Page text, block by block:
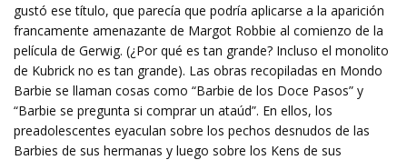
gustó ese título, que parecía que podría aplicarse a la aparición
francamente amenazante de Margot Robbie al comienzo de la
película de Gerwig. (¿Por qué es tan grande? Incluso el monolito
de Kubrick no es tan grande). Las obras recopiladas en Mondo
Barbie se llaman cosas como “Barbie de los Doce Pasos” y
“Barbie se pregunta si comprar un ataúd”. En ellos, los
preadolescentes eyaculan sobre los pechos desnudos de las
Barbies de sus hermanas y luego sobre los Kens de sus